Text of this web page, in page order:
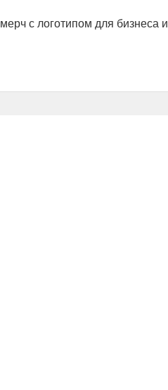
с логотипом для бизнеса и